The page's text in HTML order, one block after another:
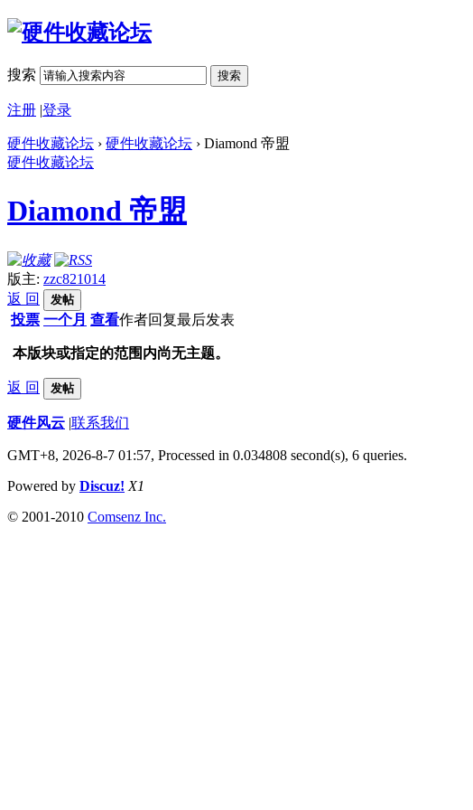
搜索 搜索
注册 |登录
硬件收藏论坛 › 硬件收藏论坛 › Diamond 帝盟
硬件收藏论坛
Diamond 帝盟
版主: zzc821014
返 回
发帖
投票 一个月 查看作者回复最后发表
本版块或指定的范围内尚无主题。
返 回 发帖
硬件风云 |联系我们
GMT+8, 2026-8-7 01:57, Processed in 0.034808 second(s), 6 queries.
Powered by Discuz! X1
© 2001-2010 Comsenz Inc.